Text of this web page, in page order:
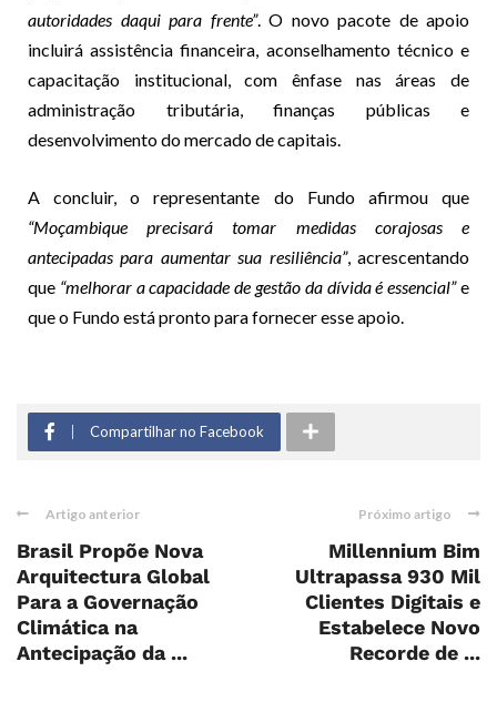
autoridades daqui para frente”. O novo pacote de apoio
incluirá assistência financeira, aconselhamento técnico e
capacitação institucional, com ênfase nas áreas de
administração tributária, finanças públicas e
desenvolvimento do mercado de capitais.
A concluir, o representante do Fundo afirmou que
“Moçambique precisará tomar medidas corajosas e
antecipadas para aumentar sua resiliência”, acrescentando
que “melhorar a capacidade de gestão da dívida é essencial”e
que o Fundo está pronto para fornecer esse apoio.
Compartilhar no Facebook
Artigo anterior
Brasil Propõe Nova
Arquitectura Global
Para a Governação
Climática na
Antecipação da ...
Próximo artigo
Millennium Bim
Ultrapassa 930 Mil
Clientes Digitais e
Estabelece Novo
Recorde de ...